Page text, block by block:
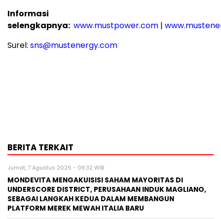
Informasi
selengkapnya: www.mustpower.com |
Surel: sns@mustenergy.com
BERITA TERKAIT
Jumat, 7 Agustus 2026 - 09:32 WIB
MONDEVITA MENGAKUISISI SAHAM MAYORITAS DI
UNDERSCORE DISTRICT, PERUSAHAAN INDUK MAGLIANO,
SEBAGAI LANGKAH KEDUA DALAM MEMBANGUN
PLATFORM MEREK MEWAH ITALIA BARU